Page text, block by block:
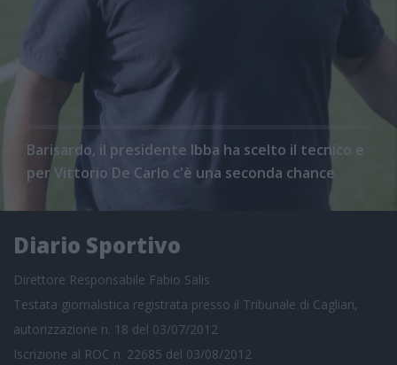
Barisardo, il presidente Ibba ha scelto il tecnico e
per Vittorio De Carlo c'è una seconda chance
Diario Sportivo
Direttore Responsabile Fabio Salis
Testata giornalistica registrata presso il Tribunale di Cagliari,
autorizzazione n. 18 del 03/07/2012
Iscrizione al ROC n. 22685 del 03/08/2012